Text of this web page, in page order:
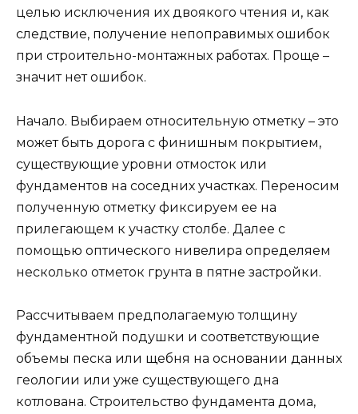
целью исключения их двоякого чтения и, как
следствие, получение непоправимых ошибок
при строительно-монтажных работах. Проще –
значит нет ошибок.
Начало. Выбираем относительную отметку – это
может быть дорога с финишным покрытием,
существующие уровни отмосток или
фундаментов на соседних участках. Переносим
полученную отметку фиксируем ее на
прилегающем к участку столбе. Далее с
помощью оптического нивелира определяем
несколько отметок грунта в пятне застройки.
Рассчитываем предполагаемую толщину
фундаментной подушки и соответствующие
объемы песка или щебня на основании данных
геологии или уже существующего дна
котлована. Строительство фундамента дома,